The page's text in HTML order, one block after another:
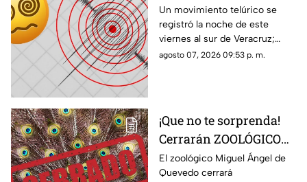
de HOY viernes 7 de
agosto del 2026; ¿cuál
fue la magnitud y
epicentro?
Un movimiento telúrico se
registró la noche de este
viernes al sur de Veracruz;
habitantes de la zona pudieron
agosto 07, 2026 09:53 p. m.
¡Que no te sorprenda!
Cerrarán ZOOLÓGICO
en Veracruz; ¿será
definitivo?
El zoológico Miguel Ángel de
Quevedo cerrará